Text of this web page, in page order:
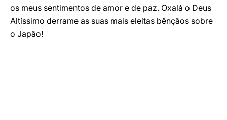
os meus sentimentos de amor e de paz. Oxalá o Deus
Altíssimo derrame as suas mais eleitas bênçãos sobre
o Japão!